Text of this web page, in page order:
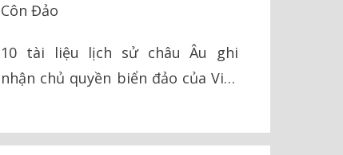
Côn Đảo
10 tài liệu lịch sử châu Âu ghi
nhận chủ quyền biển đảo của Việt